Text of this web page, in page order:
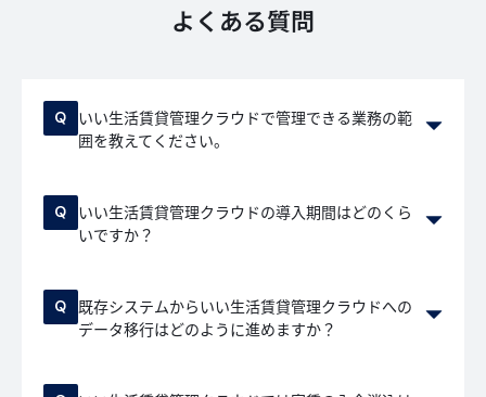
よくある質問
いい生活賃貸管理クラウドで管理できる業務の範
囲を教えてください。
いい生活賃貸管理クラウドの導入期間はどのくら
いですか？
既存システムからいい生活賃貸管理クラウドへの
データ移行はどのように進めますか？